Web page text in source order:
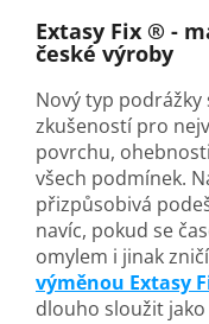
Extasy Fix ® -
české výroby
Nový typ
zkušeností pro
povrchu,
všech podmínek.
přizpůsobivá
navíc, pokud se
omylem i jinak
výměnou Extasy
dlouho sloužit jako